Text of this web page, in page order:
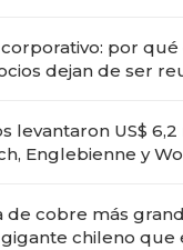
por qué
dejan de ser
levantaron US$
Englebienne y
de cobre más
chileno que